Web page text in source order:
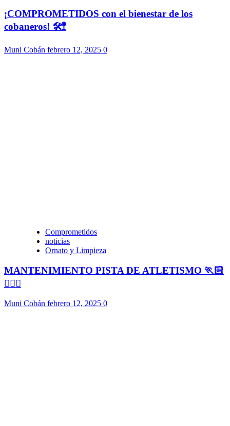
¡COMPROMETIDOS con el bienestar de los
cobaneros! 🛠️🚏
Muni Cobán febrero 12, 2025 0
Comprometidos
noticias
Ornato y Limpieza
MANTENIMIENTO PISTA DE ATLETISMO 🏃🏻
🏃🏻‍♀️
Muni Cobán febrero 12, 2025 0